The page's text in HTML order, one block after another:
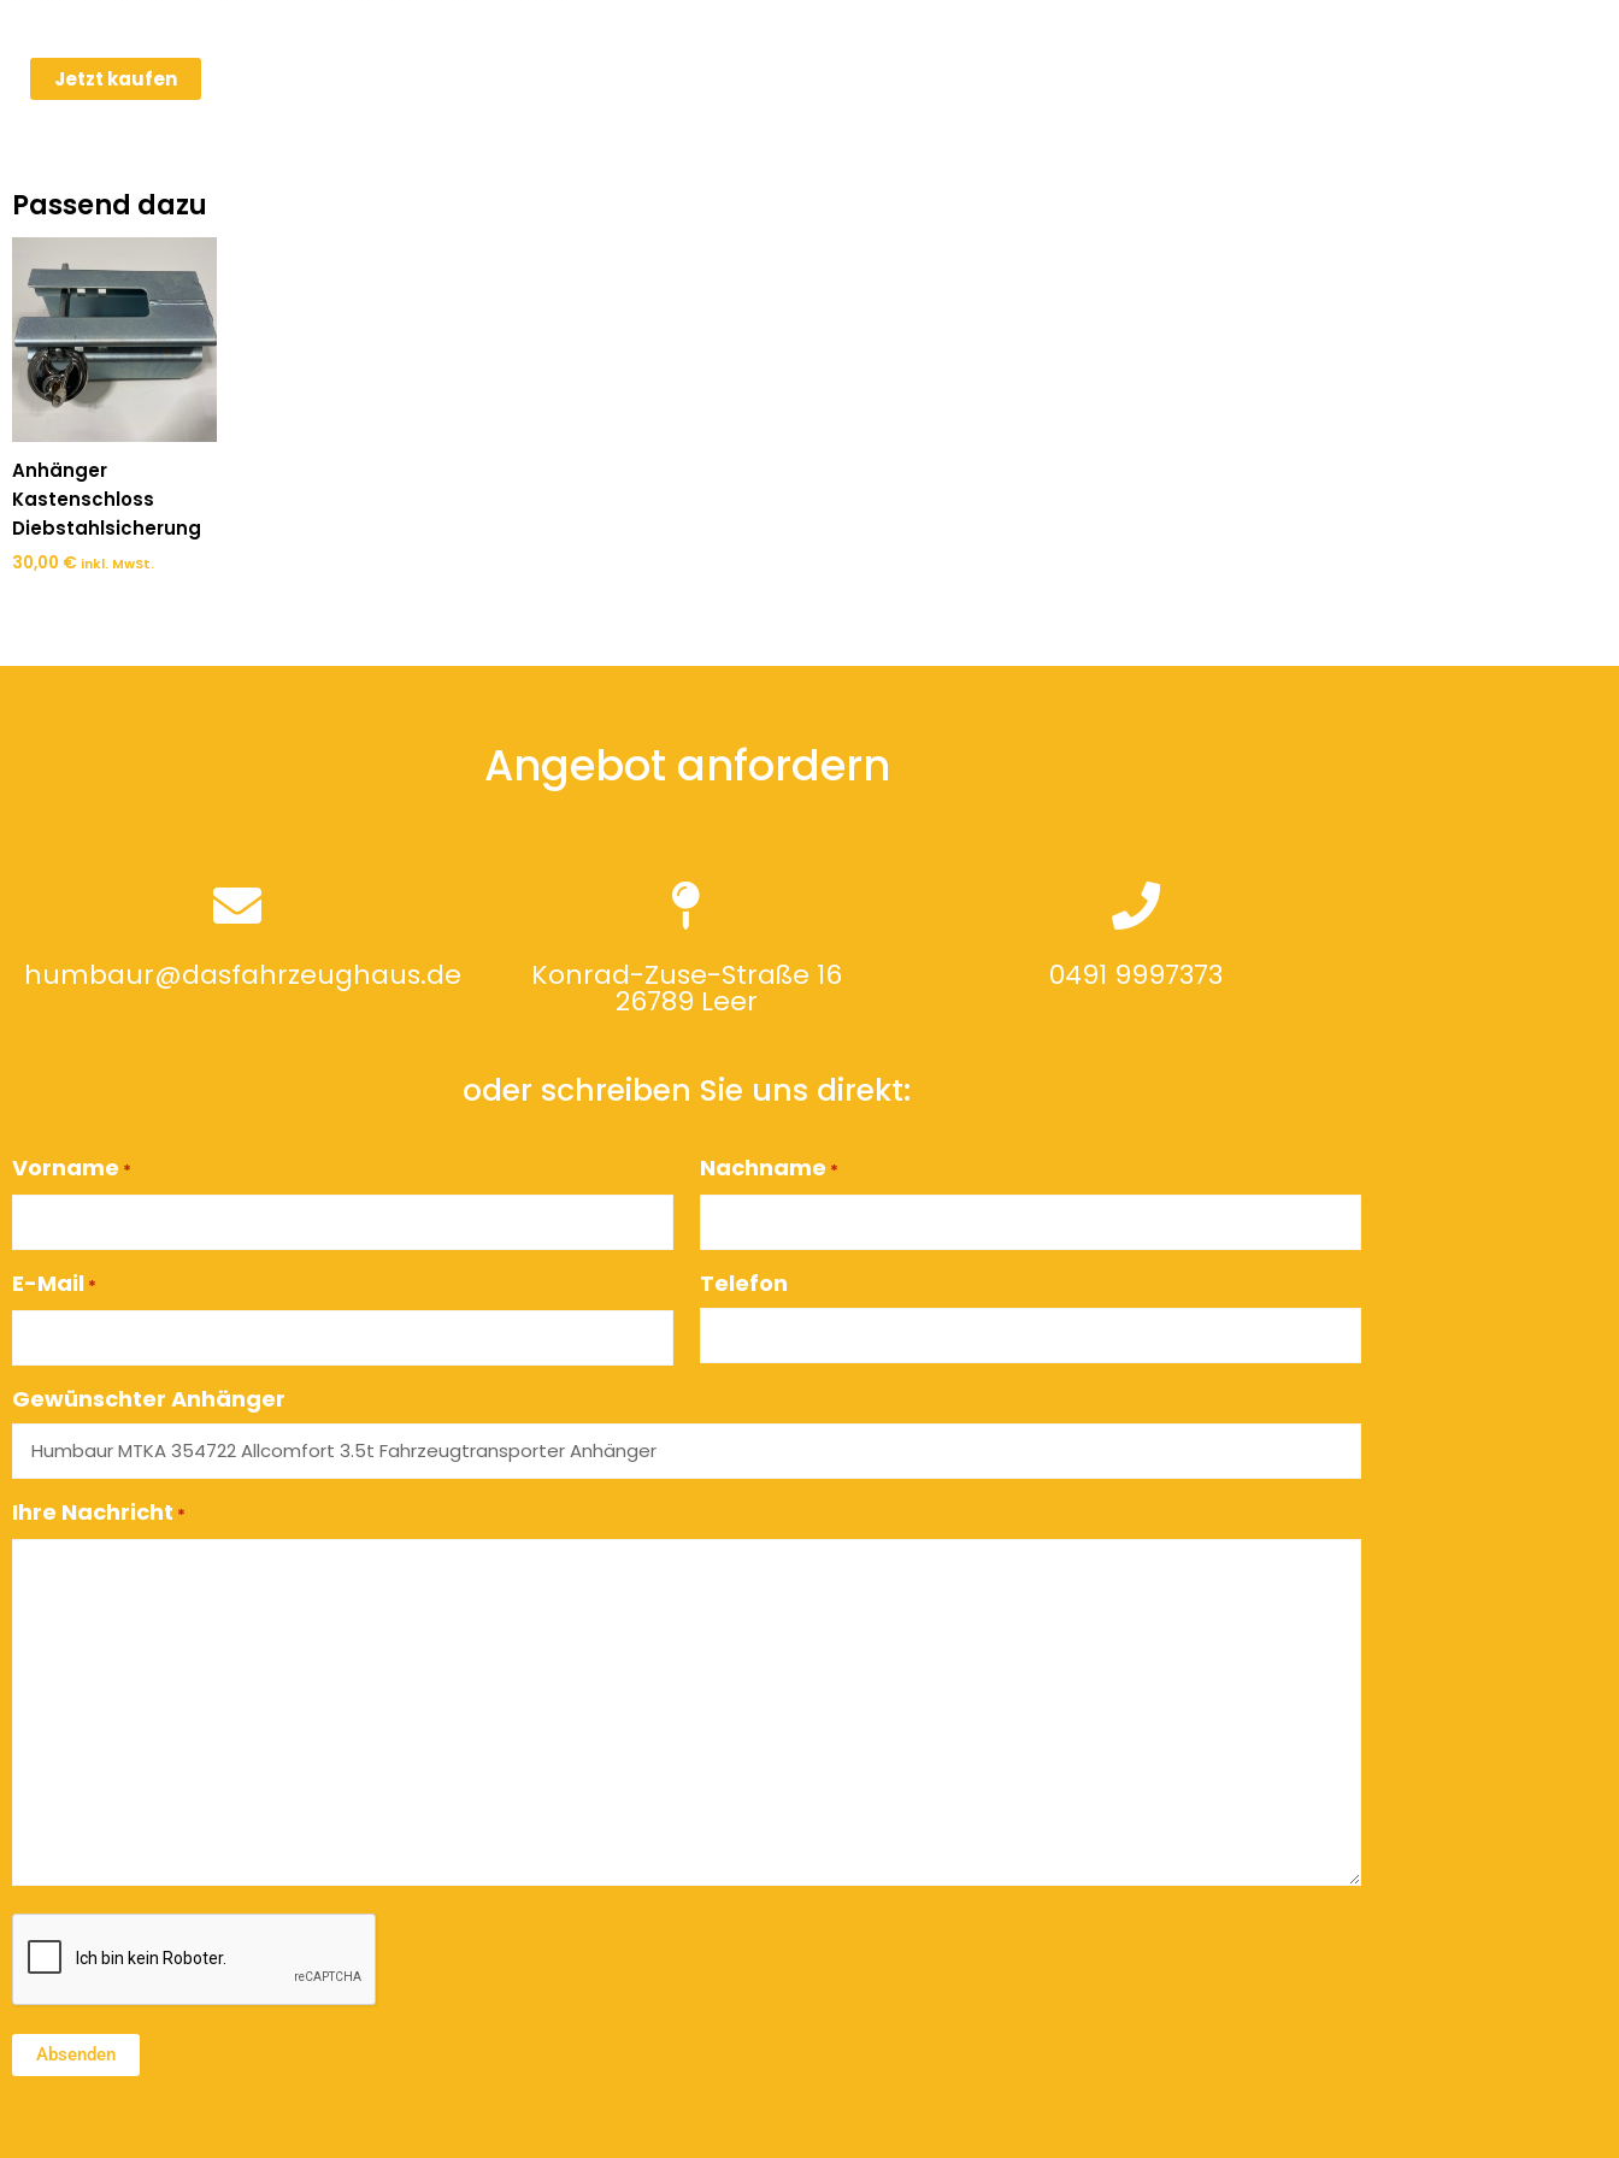
Humbaur
MTKA
Fahrzeugtransporter
Anhänger
Menge
Jetzt kaufen
Passend dazu
Anhänger
Kastenschloss
Diebstahlsicherung
30,00 € inkl. MwSt.
Angebot anfordern
humbaur@dasfahrzeughaus.de Konrad-Zuse-Straße 16
26789 Leer
0491 9997373
oder schreiben Sie uns direkt:
Vorname * Nachname *
E-Mail * Telefon
Gewünschter Anhänger
Ihre Nachricht *
CAPTCHA